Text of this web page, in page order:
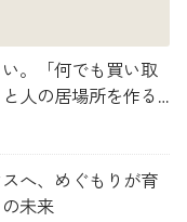
。「何でも買い取
人の居場所を作る
へ、めぐもりが育
未来